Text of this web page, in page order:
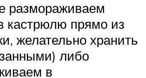
размораживаем
кастрюлю прямо из
желательно хранить
либо
в